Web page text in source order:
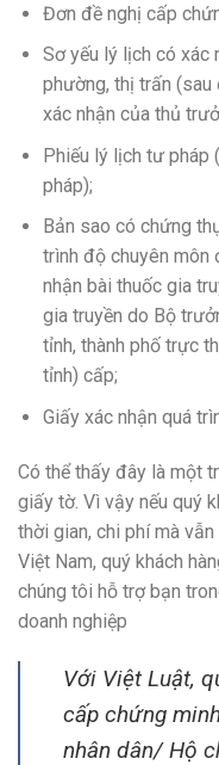
Đơn đề nghị cấp
Sơ yếu lý lịch có xác
phường, thị trấn
xác nhận của thủ
Phiếu lý lịch tư pháp
pháp);
Bản sao có chứng
trình độ chuyên
nhận bài thuốc gia
gia truyền do Bộ
tỉnh, thành phố trực
tỉnh) cấp;
Giấy xác nhận quá
Có thể thấy đây là một
giấy tờ. Vì vậy nếu quý
thời gian, chi phí mà
Việt Nam, quý khách
chúng tôi hỗ trợ bạn
doanh nghiệp
Với Việt Luật,
cấp chứng
nhân dân/ Hộ